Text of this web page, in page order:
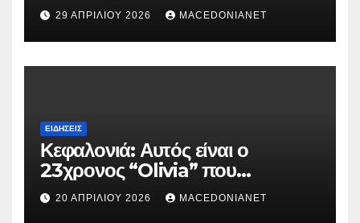
29 ΑΠΡΙΛΊΟΥ 2026 MACEDONIANET
ΕΙΔΉΣΕΙΣ
Κεφαλονιά: Αυτός είναι ο
23χρονος “Olivia” που
κατηγορείται για τον θάνατο της
Μυρτούς
20 ΑΠΡΙΛΊΟΥ 2026 MACEDONIANET